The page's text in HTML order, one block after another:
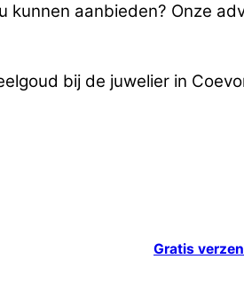
kunnen aanbieden? Onze
bij de juwelier in
Gratis